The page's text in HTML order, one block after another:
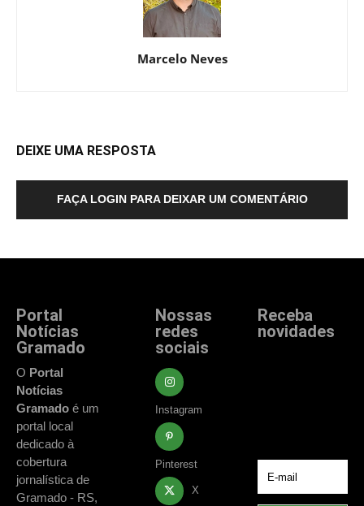
Marcelo Neves
DEIXE UMA RESPOSTA
FAÇA LOGIN PARA DEIXAR UM COMENTÁRIO
Portal
Notícias
Gramado
O Portal
Notícias
Gramado é um
portal local
dedicado à
cobertura
jornalística de
Gramado - RS,
Nossas
redes
sociais
Instagram
Pinterest
X
Receba
novidades